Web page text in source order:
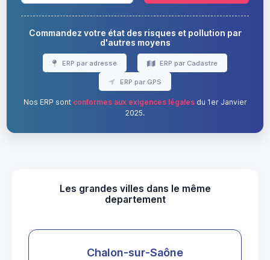
Commandez votre état des risques et pollution par
d'autres moyens
ERP par adresse ERP par Cadastre
ERP par GPS
Nos ERP sont conformes aux exigences légalesdu 1er Janvier
2025.
Les grandes villes dans le même
departement
Chalon-sur-Saône